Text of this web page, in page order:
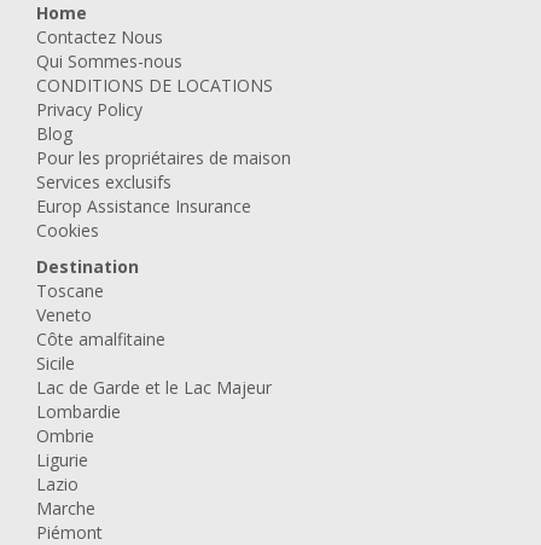
Home
Contactez Nous
Qui Sommes-nous
CONDITIONS DE LOCATIONS
Privacy Policy
Blog
Pour les propriétaires de maison
Services exclusifs
Europ Assistance Insurance
Cookies
Destination
Toscane
Veneto
Côte amalfitaine
Sicile
Lac de Garde et le Lac Majeur
Lombardie
Ombrie
Ligurie
Lazio
Marche
Piémont